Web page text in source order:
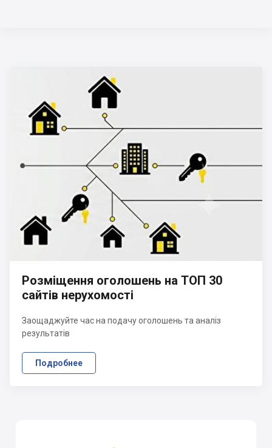
Розміщення оголошень на ТОП 30
сайтів нерухомості
Заощаджуйте час на подачу оголошень та аналіз
результатів
Подробнее